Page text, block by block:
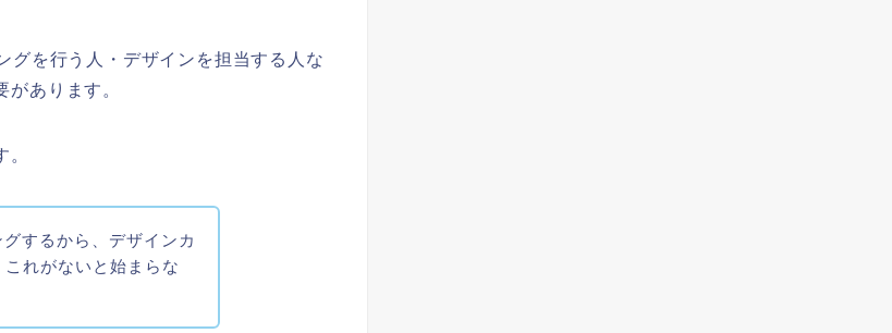
グを行う人・デザインを担当する人な
あります。
するから、デザインカ
れがないと始まらな